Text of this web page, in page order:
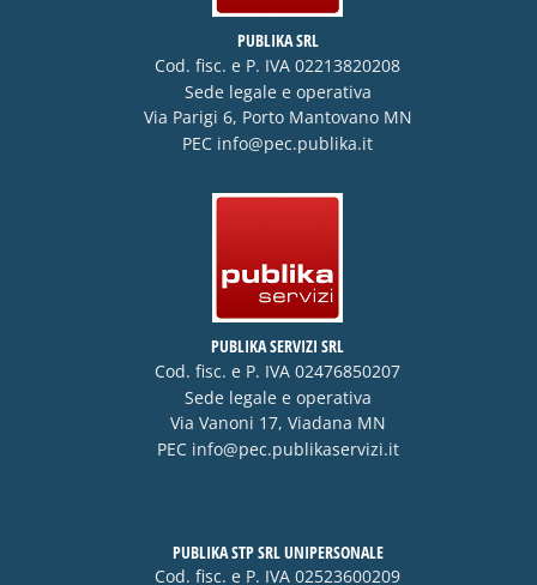
PUBLIKA SRL
Cod. fisc. e P. IVA 02213820208
Sede legale e operativa
Via Parigi 6, Porto Mantovano MN
PEC info@pec.publika.it
PUBLIKA SERVIZI SRL
Cod. fisc. e P. IVA 02476850207
Sede legale e operativa
Via Vanoni 17, Viadana MN
PEC info@pec.publikaservizi.it
PUBLIKA STP SRL UNIPERSONALE
Cod. fisc. e P. IVA 02523600209